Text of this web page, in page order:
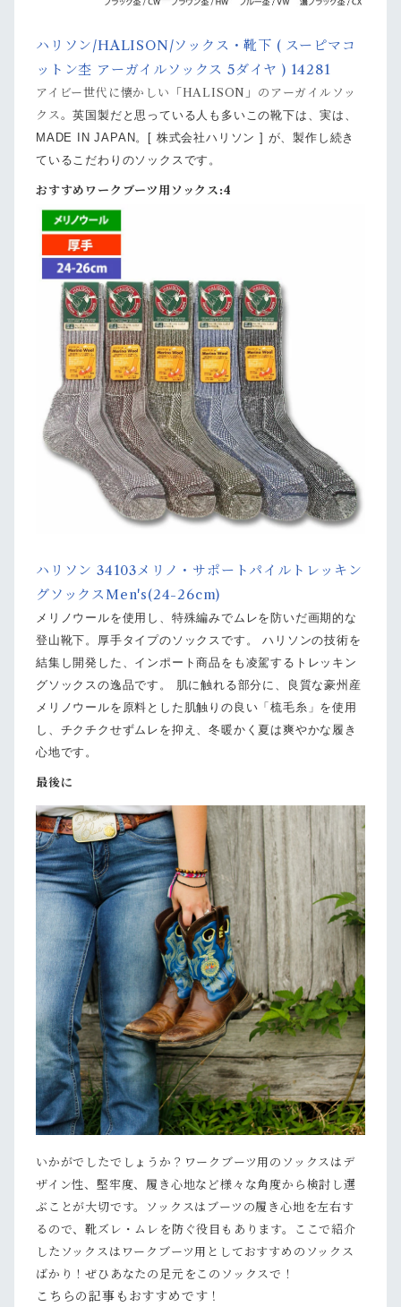
ハリソン/HALISON/ソックス・靴下 ( スーピマコ
ットン杢 アーガイルソックス 5ダイヤ ) 14281
アイビー世代に懐かしい「HALISON」のアーガイルソッ
クス。英国製だと思っている人も多いこの靴下は、実は、
MADE IN JAPAN。 [ 株式会社ハリソン ] が、製作し続き
ているこだわりのソックスです。
おすすめワークブーツ用ソックス:4
ハリソン 34103メリノ・サポートパイルトレッキン
グソックスMen's(24-26cm)
メリノウールを使用し、特殊編みでムレを防いだ画期的な
登山靴下。厚手タイプのソックスです。 ハリソンの技術を
結集し開発した、インポート商品をも凌駕するトレッキン
グソックスの逸品です。 肌に触れる部分に、良質な豪州産
メリノウールを原料とした肌触りの良い「梳毛糸」を使用
し、チクチクせずムレを抑え、冬暖かく夏は爽やかな履き
心地です。
最後に
いかがでしたでしょうか？ワークブーツ用のソックスはデ
ザイン性、堅牢度、履き心地など様々な角度から検討し選
ぶことが大切です。ソックスはブーツの履き心地を左右す
るので、靴ズレ・ムレを防ぐ役目もあります。ここで紹介
したソックスはワークブーツ用としておすすめのソックス
ばかり！ぜひあなたの足元をこのソックスで！
こちらの記事もおすすめです！